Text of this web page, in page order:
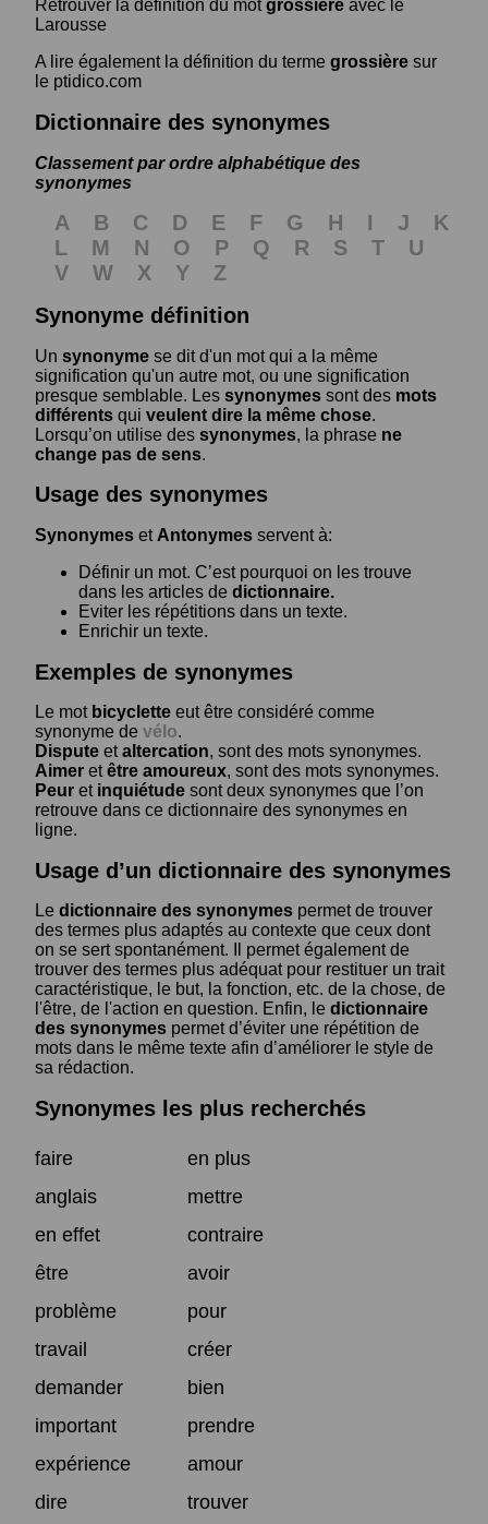
Retrouver la définition du motgrossière avec le
Larousse
A lire également la définition du terme grossière sur
le ptidico.com
Dictionnaire des synonymes
Classement par ordre alphabétique des
synonymes
A B C D E F G H I J
K
L
M N O P Q R S T
U
V
W X Y
Z
Synonyme définition
Un synonyme se dit d'un mot qui a la même
signification qu'un autre mot, ou une signification
presque semblable. Les synonymes sont des mots
différents qui veulent dire la même chose.
Lorsqu’on utilise des synonymes, la phrase ne
change pas de sens.
Usage des synonymes
Synonymes et Antonymes servent à:
Définir un mot. C’est pourquoi on les trouve
dans les articles de dictionnaire.
Eviter les répétitions dans un texte.
Enrichir un texte.
Exemples de synonymes
Le mot bicyclette eut être considéré comme
synonyme de vélo.
Dispute etaltercation, sont des mots synonymes.
Aimer etêtre amoureux, sont des mots synonymes.
Peur et inquiétude sont deux synonymes que l’on
retrouve dans ce dictionnaire des synonymes en
ligne.
Usage d’un dictionnaire des synonymes
Le dictionnaire des synonymes permet de trouver
des termes plus adaptés au contexte que ceux dont
on se sert spontanément. Il permet également de
trouver des termes plus adéquat pour restituer un trait
caractéristique, le but, la fonction, etc. de la chose, de
l'être, de l'action en question. Enfin, le dictionnaire
des synonymes permet d’éviter une répétition de
mots dans le même texte afin d’améliorer le style de
sa rédaction.
Synonymes les plus recherchés
faire
en plus
anglais
mettre
en effet
contraire
être
avoir
problème
pour
travail
créer
demander
bien
important
prendre
expérience
amour
dire
trouver